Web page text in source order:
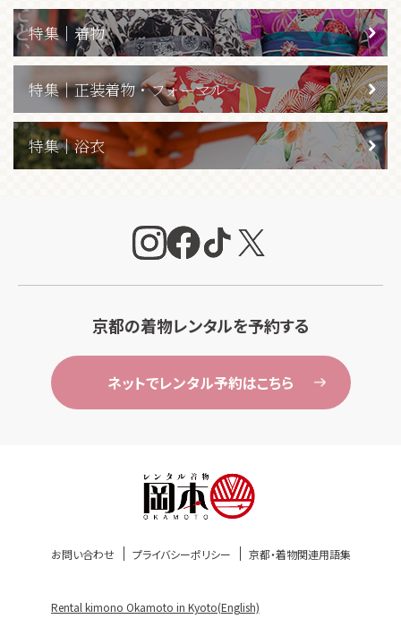
特集｜着物
特集｜正装着物・フォーマル
特集｜浴衣
京都の着物レンタルを予約する
ネットでレンタル予約はこちら
お問い合わせ プライバシーポリシー 京都・着物関連用語集
Rental kimono Okamoto in Kyoto(English)